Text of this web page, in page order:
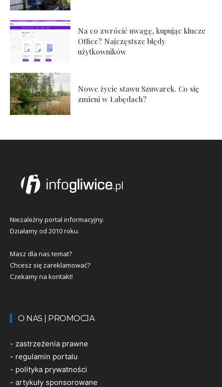
Na co zwrócić uwagę, kupując klucze
Office? Najczęstsze błędy
użytkowników
Nowe życie stawu Szuwarek. Co się
zmieni w Łabędach?
Niezależny portal informacyjny.
Działamy od 2010 roku.
Masz dla nas temat?
Chcesz się zareklamować?
Czekamy na kontakt!
O NAS | PROMOCJA
- zastrzeżenia prawne
- regulamin portalu
- polityka prywatności
- artykuły sponsorowane